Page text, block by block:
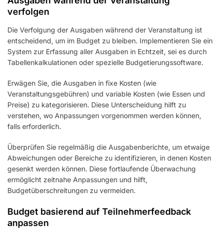
verfolgen
Die Verfolgung der Ausgaben während der Veranstaltung ist
entscheidend, um im Budget zu bleiben. Implementieren Sie ein
System zur Erfassung aller Ausgaben in Echtzeit, sei es durch
Tabellenkalkulationen oder spezielle Budgetierungssoftware.
Erwägen Sie, die Ausgaben in fixe Kosten (wie
Veranstaltungsgebühren) und variable Kosten (wie Essen und
Preise) zu kategorisieren. Diese Unterscheidung hilft zu
verstehen, wo Anpassungen vorgenommen werden können,
falls erforderlich.
Überprüfen Sie regelmäßig die Ausgabenberichte, um etwaige
Abweichungen oder Bereiche zu identifizieren, in denen Kosten
gesenkt werden können. Diese fortlaufende Überwachung
ermöglicht zeitnahe Anpassungen und hilft,
Budgetüberschreitungen zu vermeiden.
Budget basierend auf Teilnehmerfeedback
anpassen